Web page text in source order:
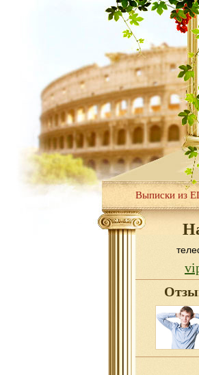
Выписки из